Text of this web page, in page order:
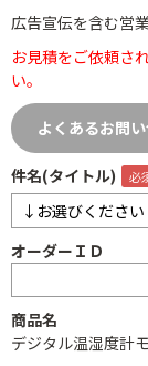
広告宣伝を含む営
お見積をご依頼さ
い。
よくあるお問
件名(タイトル)
オーダーＩＤ
商品名
デジタル温湿度計